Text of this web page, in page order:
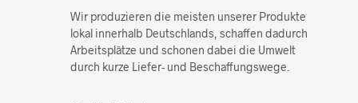
Wir produzieren die meisten unserer Produkte
lokal innerhalb Deutschlands, schaffen dadurch
Arbeitsplätze und schonen dabei die Umwelt
durch kurze Liefer- und Beschaffungswege.